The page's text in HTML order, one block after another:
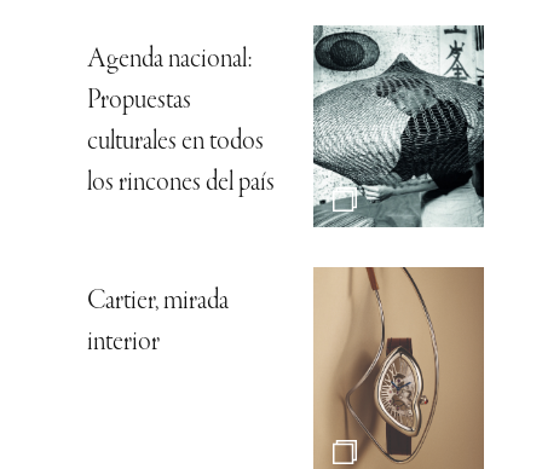
Agenda nacional:
Propuestas
culturales en todos
los rincones del país
Cartier, mirada
interior